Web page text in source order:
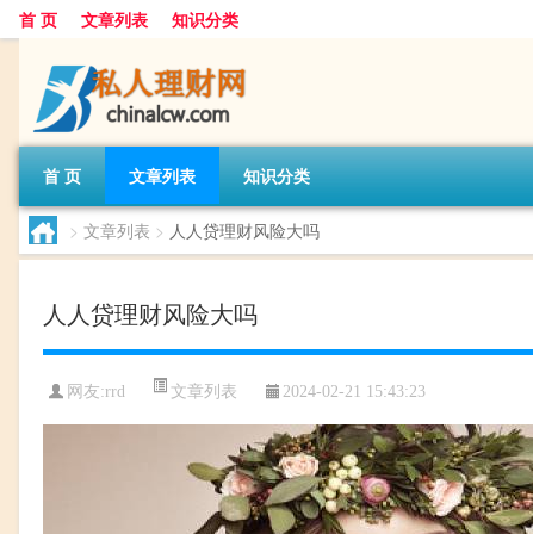
首 页 文章列表 知识分类
首 页 文章列表 知识分类
> 文章列表 > 人人贷理财风险大吗
人人贷理财风险大吗
网友:rrd 文章列表 2024-02-21 15:43:23